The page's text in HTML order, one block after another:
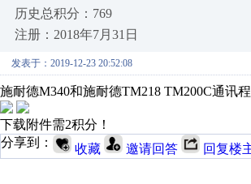
历史总积分：769
注册：2018年7月31日
发表于：2019-12-23 20:52:08
施耐德M340和施耐德TM218 TM200C通讯
下载附件需2积分！
分享到：
收藏 邀请回答 回复楼